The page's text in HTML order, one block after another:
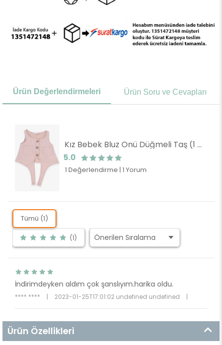
Ürün Değerlendirmeleri Ürün Soru ve Cevapları
Kız Bebek Bluz Önü Düğmeli Taş (1 Yaş)
5.0
1 Değerlendirme | 1 Yorum
Tümü (1)
(1)
İndirimdeyken aldım çok şanslıyım.harika oldu.
**** **** | 2023-01-25T17:01:02 undefined undefined |
Ürün Özellikleri